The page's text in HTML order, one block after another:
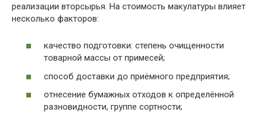
реализации вторсырья. На стоимость макулатуры влияет
несколько факторов:
качество подготовки: степень очищенности
товарной массы от примесей;
способ доставки до приёмного предприятия;
отнесение бумажных отходов к определённой
разновидности, группе сортности;